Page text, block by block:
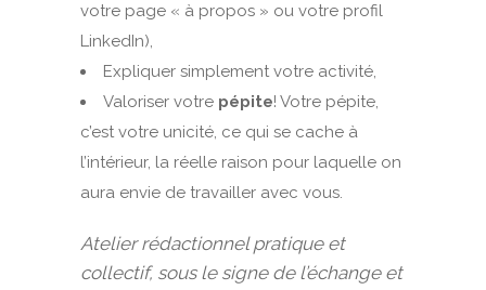
votre page « à propos » ou votre profil
LinkedIn),
Expliquer simplement votre activité,
Valoriser votre pépite! Votre pépite,
c’est votre unicité, ce qui se cache à
l’intérieur, la réelle raison pour laquelle on
aura envie de travailler avec vous.
Atelier rédactionnel pratique et
collectif, sous le signe de l’échange et